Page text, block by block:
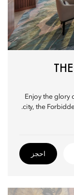
Enjoy the glory
city, the
احجز